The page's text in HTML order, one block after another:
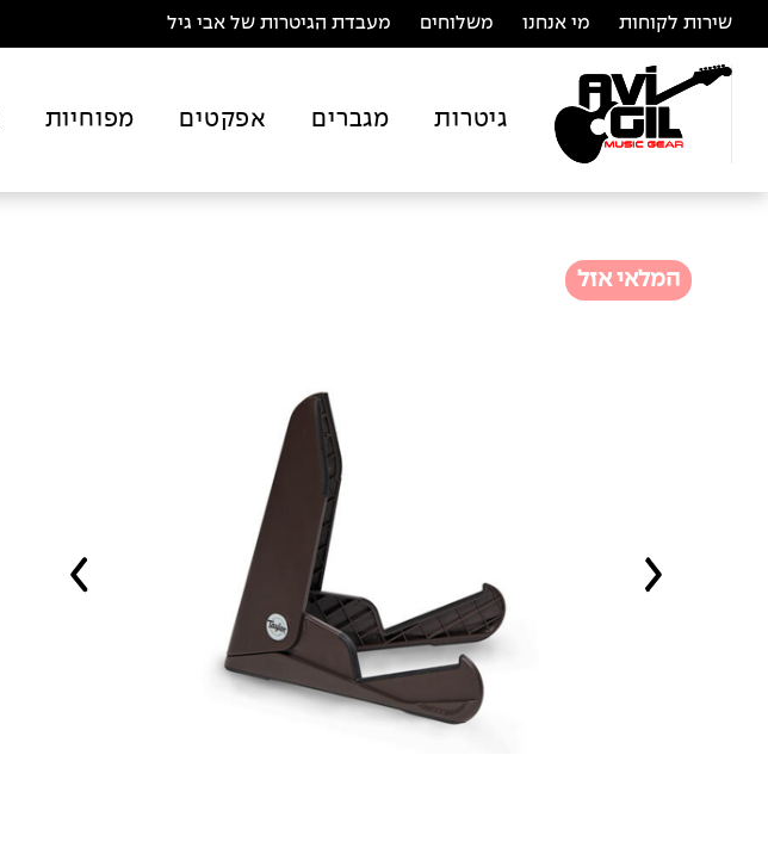
שירות לקוחות מי אנחנו משלוחים מעבדת הגיטרות של אבי גיל
גיטרות מגברים אפקטים מפוחיות
המלאי אזל